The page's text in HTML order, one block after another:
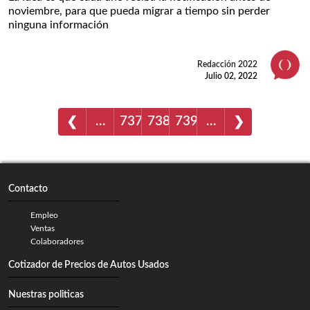
noviembre, para que pueda migrar a tiempo sin perder
ninguna información
Redacción 2022
Julio 02, 2022
❮ … 737 738 739 … ❯
Contacto
Empleo
Ventas
Colaboradores
Cotizador de Precios de Autos Usados
Nuestras politicas